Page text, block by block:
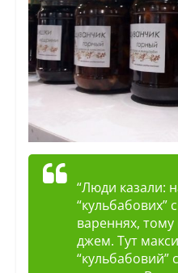
“Люди казали:
“кульбабових”
вареннях,
джем. Тут
“кульбабовий”